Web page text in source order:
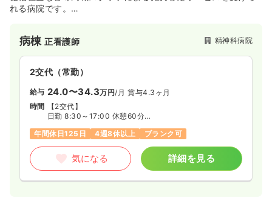
れる病院です。
病棟正看護師 精神科病院
2交代（常勤）
給与 24.0〜34.3万円/月 賞与4.3ヶ月
時間
【2交代】
日勤 8:30～17:00 休憩60分
※配置される病棟によっては
9:30～18:00、10:30～19:00の遅番あり
年間休日125日 4週8休以上 ブランク可
気になる 詳細を見る